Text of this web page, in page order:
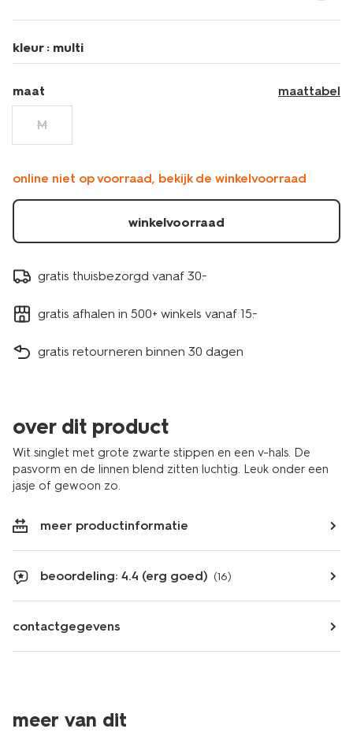
wit%2Fzwart-
36249660WHITEBLACK.html
kleur : multi
maat maattabel
M
online niet op voorraad, bekijk de winkelvoorraad
winkelvoorraad
gratis thuisbezorgd vanaf 30.-
gratis afhalen in 500+ winkels vanaf 15.-
gratis retourneren binnen 30 dagen
over dit product
Wit singlet met grote zwarte stippen en een v-hals. De
pasvorm en de linnen blend zitten luchtig. Leuk onder een
jasje of gewoon zo.
meer productinformatie
beoordeling: 4.4 (erg goed) (16)
contactgegevens
meer van dit
sale